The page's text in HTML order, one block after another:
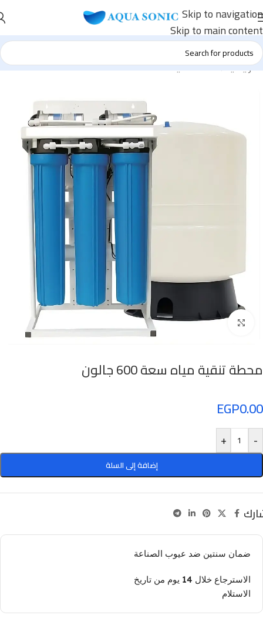
Skip to navigation
Skip to main content
الرئيسية/محطات مياه
Click to enlarge
محطة تنقية مياه سعة 600 جالون
EGP0.00
-
+
إضافة إلى السلة
ضمان سنتين ضد عيوب الصناعة
الاسترجاع خلال 14 يوم من تاريخ
الاستلام